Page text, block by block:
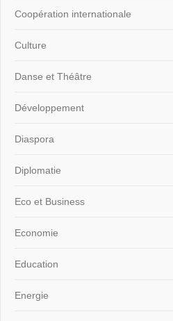
Coopération internationale
Culture
Danse et Théâtre
Développement
Diaspora
Diplomatie
Eco et Business
Economie
Education
Energie